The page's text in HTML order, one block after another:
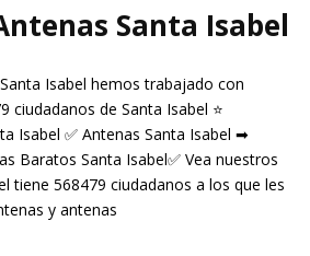
Santa Isabel
Isabel hemos trabajado con
ciudadanos de Santa Isabel ⭐
Isabel ✅ Antenas Santa Isabel ➡
Baratos Santa Isabel✅ Vea nuestros
tiene 568479 ciudadanos a los que les
y antenas